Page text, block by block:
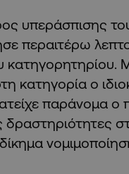
υπεράσπισης
περαιτέρω
κατηγορία ο
παράνομα ο
δραστηριότητες